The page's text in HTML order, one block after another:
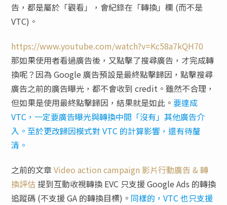
告，都是屬於「觀看」，會紀錄在「轉換」欄 (而不是
VTC)。
https://www.youtube.com/watch?v=Kc58a7kQH70
那如果使用者看過廣告後，又點擊了搜尋廣告，才完成轉
換呢？因為 Google 廣告預設是最終點擊歸因，點擊搜尋
廣告之前的廣告曝光，都不會收到 credit。雖然不合理，
但如果是使用最終點擊歸因，結果就是如此。 要達成
VTC，一定要廣告曝光與轉換中間「沒有」其他廣告介
入。至於更改歸因模式對 VTC 的計算影響，還有待釐
清。
之前的文章Video action campaign 影片行動廣告 & 轉
換評估提到互動收視轉換 EVC 只支援 Google Ads 的轉換
追蹤碼 (不支援 GA 的轉換目標)。 同樣的，VTC 也只支援